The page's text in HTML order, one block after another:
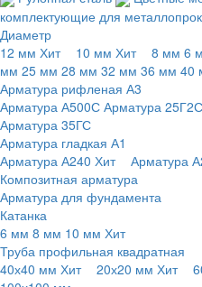
комплектующие для
Диаметр
12 мм Хит 10 мм Хит 8 мм 6
мм 25 мм 28 мм 32 мм 36 мм 40
Арматура рифленая А3
Арматура А500С Арматура 25Г2С
Арматура 35ГС
Арматура гладкая А1
Арматура А240 Хит Арматура
Композитная арматура
Арматура для фундамента
Катанка
6 мм 8 мм 10 мм Хит
Труба профильная квадратная
40х40 мм Хит 20х20 мм Хит